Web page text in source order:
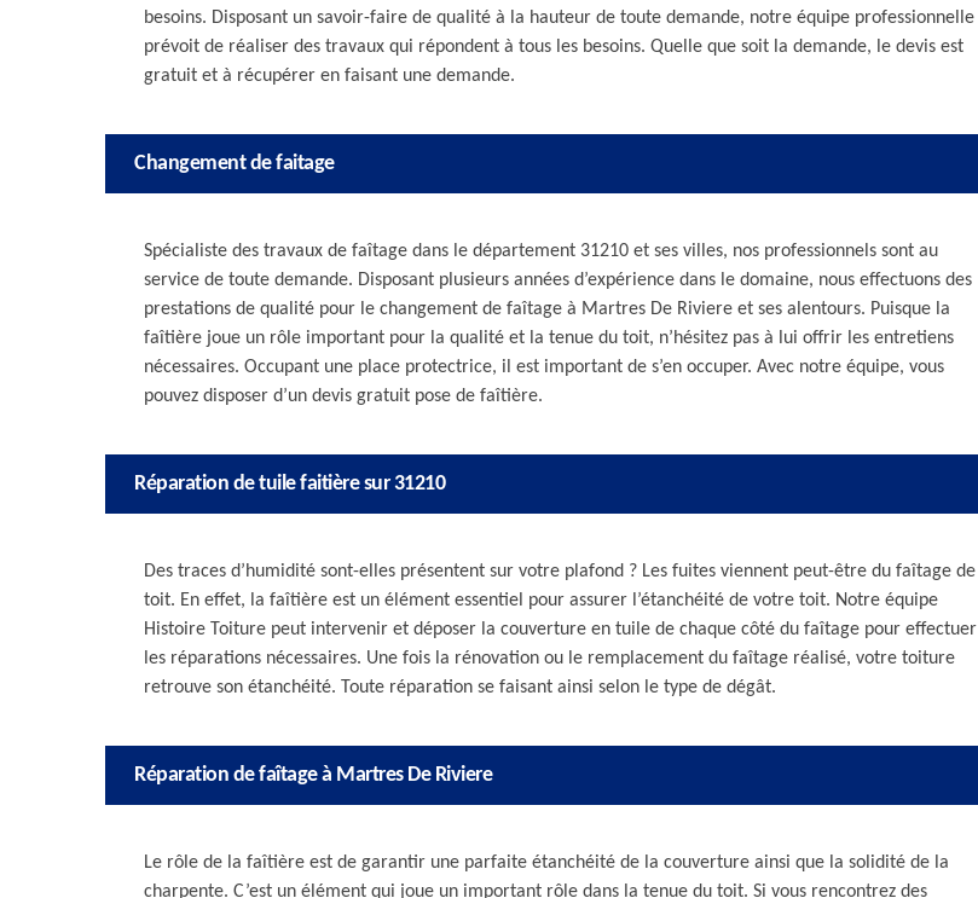
besoins. Disposant un savoir-faire de qualité à la hauteur de toute demande, notre équipe professionnelle
prévoit de réaliser des travaux qui répondent à tous les besoins. Quelle que soit la demande, le devis est
gratuit et à récupérer en faisant une demande.
Changement de faitage
Spécialiste des travaux de faîtage dans le département 31210 et ses villes, nos professionnels sont au
service de toute demande. Disposant plusieurs années d’expérience dans le domaine, nous effectuons des
prestations de qualité pour le changement de faîtage à Martres De Riviere et ses alentours. Puisque la
faîtière joue un rôle important pour la qualité et la tenue du toit, n’hésitez pas à lui offrir les entretiens
nécessaires. Occupant une place protectrice, il est important de s’en occuper. Avec notre équipe, vous
pouvez disposer d’un devis gratuit pose de faîtière.
Réparation de tuile faitière sur 31210
Des traces d’humidité sont-elles présentent sur votre plafond ? Les fuites viennent peut-être du faîtage de
toit. En effet, la faîtière est un élément essentiel pour assurer l’étanchéité de votre toit. Notre équipe
Histoire Toiture peut intervenir et déposer la couverture en tuile de chaque côté du faîtage pour effectuer
les réparations nécessaires. Une fois la rénovation ou le remplacement du faîtage réalisé, votre toiture
retrouve son étanchéité. Toute réparation se faisant ainsi selon le type de dégât.
Réparation de faîtage à Martres De Riviere
Le rôle de la faîtière est de garantir une parfaite étanchéité de la couverture ainsi que la solidité de la
charpente. C’est un élément qui joue un important rôle dans la tenue du toit. Si vous rencontrez des